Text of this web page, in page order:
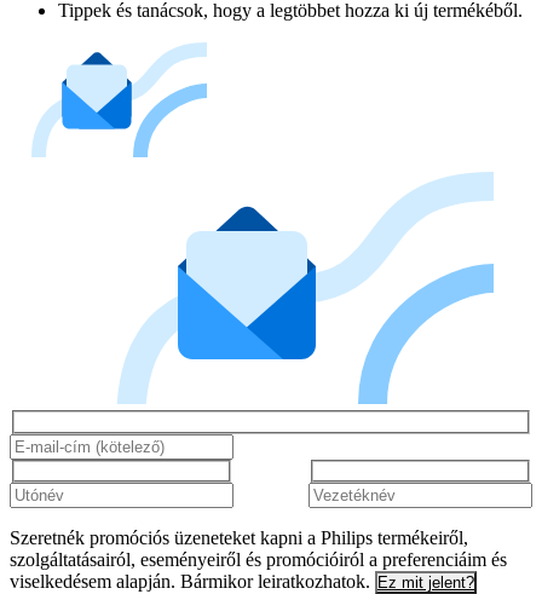
Tippek és tanácsok, hogy a legtöbbet hozza ki új termékéből.
Szeretnék promóciós üzeneteket kapni a Philips termékeiről,
szolgáltatásairól, eseményeiről és promócióiról a preferenciáim és
viselkedésem alapján. Bármikor leiratkozhatok. Ez mit jelent?